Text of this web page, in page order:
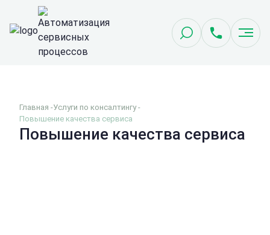
Главная Услуги по консалтингу
Повышение качества сервиса
Повышение качества сервиса